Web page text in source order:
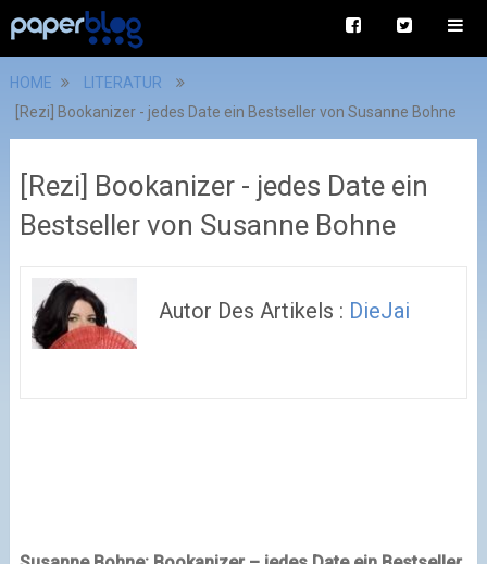
HOME
LITERATUR
[Rezi] Bookanizer - jedes Date ein Bestseller von Susanne Bohne
[Rezi] Bookanizer - jedes Date ein
Bestseller von Susanne Bohne
Autor Des Artikels : DieJai